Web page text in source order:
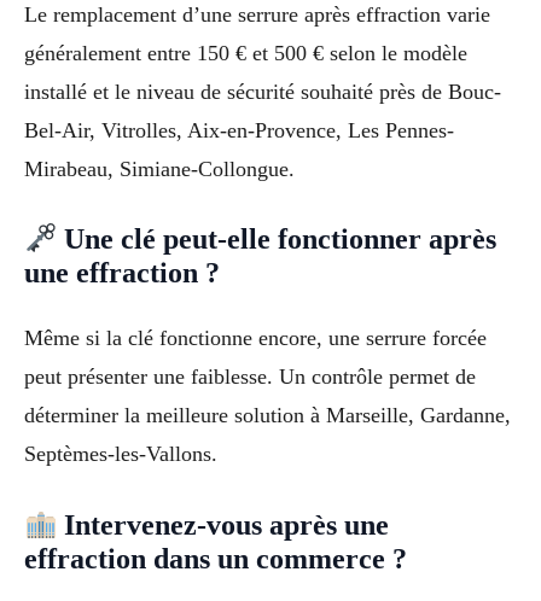
Le remplacement d’une serrure après effraction varie
généralement entre 150 € et 500 € selon le modèle
installé et le niveau de sécurité souhaité près de Bouc-
Bel-Air, Vitrolles, Aix-en-Provence, Les Pennes-
Mirabeau, Simiane-Collongue.
Une clé peut-elle fonctionner après
une effraction ?
Même si la clé fonctionne encore, une serrure forcée
peut présenter une faiblesse. Un contrôle permet de
déterminer la meilleure solution à Marseille, Gardanne,
Septèmes-les-Vallons.
Intervenez-vous après une
effraction dans un commerce ?